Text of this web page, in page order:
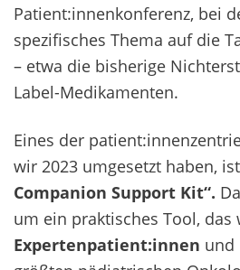
Patient:innenkonferenz, bei
spezifisches Thema auf die
– etwa die bisherige
Label-Medikamenten.
Eines der
wir 2023 umgesetzt haben,
Companion Support Kit“.
um ein praktisches Tool, das
Expertenpatient:innen und